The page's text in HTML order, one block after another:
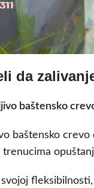
da
baštensko
baštensko crevo
fleksibilnosti,